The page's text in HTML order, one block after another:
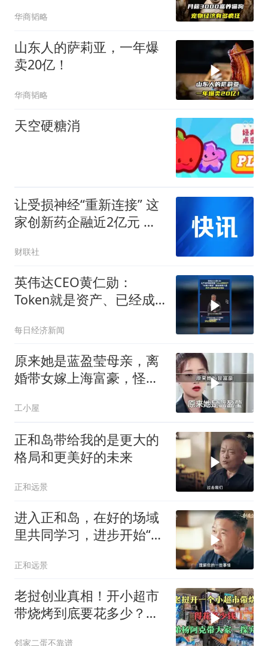
华商韬略
山东人的萨莉亚，一年爆
卖20亿！
华商韬略
天空硬糖消
让受损神经“重新连接” 这
家创新药企融近2亿元 中
台出手
财联社
英伟达CEO黄仁勋：
Token就是资产、已经成
每日经济新闻
原来她是蓝盈莹母亲，离
婚带女嫁上海富豪，怪不
工小屋
正和岛带给我的是更大的
格局和更美好的未来
正和远景
进入正和岛，在好的场域
里共同学习，进步开始“涌
正和远景
老挝创业真相！开小超市
带烧烤到底要花多少？三
邻家二蛋不靠谱